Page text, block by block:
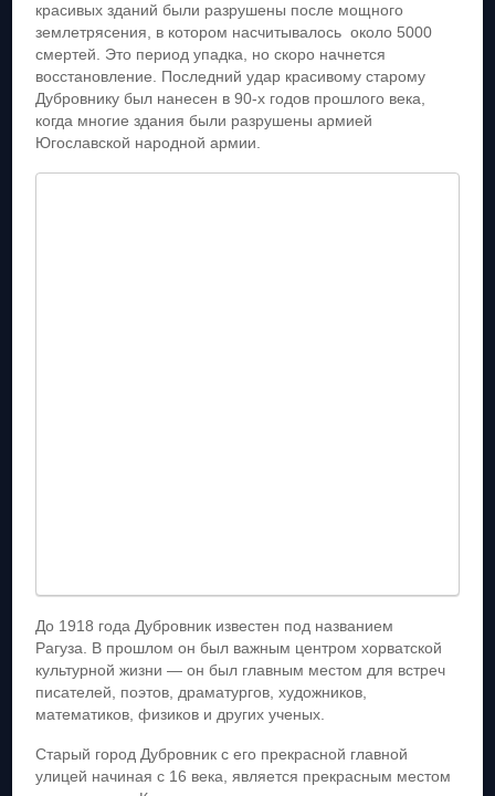
красивых зданий были разрушены после мощного
землетрясения, в котором насчитывалось около 5000
смертей. Это период упадка, но скоро начнется
восстановление. Последний удар красивому старому
Дубровнику был нанесен в 90-х годов прошлого века,
когда многие здания были разрушены армией
Югославской народной армии.
До 1918 года Дубровник известен под названием
Рагуза. В прошлом он был важным центром хорватской
культурной жизни — он был главным местом для встреч
писателей, поэтов, драматургов, художников,
математиков, физиков и других ученых.
Старый город Дубровник с его прекрасной главной
улицей начиная с 16 века, является прекрасным местом